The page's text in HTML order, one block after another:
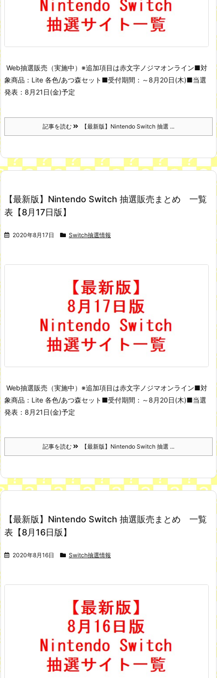
Web抽選販売（実施中） ※追加項目は赤文字 ノジマオンライン■対
象商品：Lite 各色/あつ森セット ■受付期間：～8月20日(木)■当選
発表：8月21日(金)予定
記事を読む 【最新版】Nintendo Switch 抽選 ...
【最新版】Nintendo Switch 抽選販売まとめ 一覧
表【8月17日版】
2020年8月17日 Switch抽選情報
Web抽選販売（実施中） ※追加項目は赤文字 ノジマオンライン■対
象商品：Lite 各色/あつ森セット ■受付期間：～8月20日(木)■当選
発表：8月21日(金)予定
記事を読む 【最新版】Nintendo Switch 抽選 ...
【最新版】Nintendo Switch 抽選販売まとめ 一覧
表【8月16日版】
2020年8月16日 Switch抽選情報